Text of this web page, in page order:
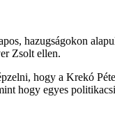
hazugságokon
Zsolt ellen.
hogy a Krekó
hogy egyes